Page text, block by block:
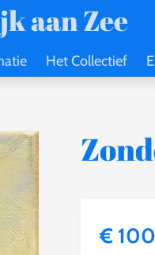
aan Zee
Het Collectief
€